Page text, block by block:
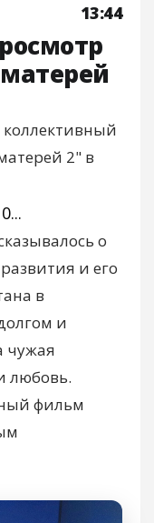
13:44
коллективный
2" в
о
и его
в
и
чужая
любовь.
фильм